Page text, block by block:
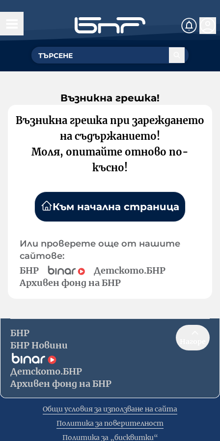
Възникна грешка!
Възникна грешка при зареждането
на съдържанието!
Моля, опитайте отново по-
късно!
Към начална страница
Или проверете още от нашите
сайтове:
БНР
Детското.БНР
Архивен фонд на БНР
БНР
БНР Новини
Детското.БНР
Архивен фонд на БНР
Общи условия за използване на сайта
Политика за поверителност
Политика за „бисквитки“